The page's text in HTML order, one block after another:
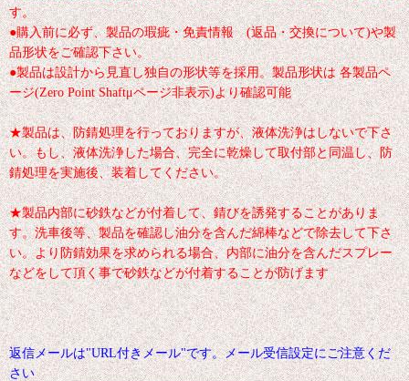
す。
●購入前に必ず、製品の瑕疵・免責情報 (返品・交換について)や製
品形状をご確認下さい。
●製品は設計から見直し独自の形状等を採用。製品形状は 各製品ペ
ージ(Zero Point Shaftμページ非表示)より確認可能
★製品は、防錆処理を行っておりますが、液体洗浄はしないで下さ
い。もし、液体洗浄した場合、完全に乾燥して取付部と同温し、防
錆処理を実施後、装着してください。
★製品内部に砂鉄などが付着して、錆びを誘発することがありま
す。洗車後等、製品を確認し油分を含んだ綿棒などで除去して下さ
い。より防錆効果を求められる場合、内部に油分を含んだスプレー
などをして頂く事で砂鉄などが付着することが防げます
返信メールは"URL付きメール"です。メール受信設定にご注意くだ
さい